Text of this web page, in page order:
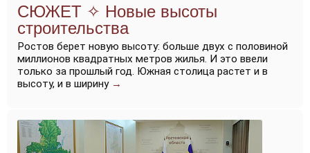
Новые высоты
строительства
Ростов берет новую высоту: больше двух с половиной
миллионов квадратных метров жилья. И это ввели
только за прошлый год. Южная столица растет и в
высоту, и в ширину →